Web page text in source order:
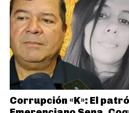
Corrupción «K»: El